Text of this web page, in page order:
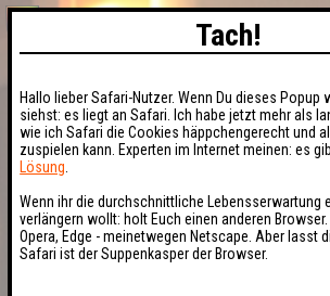
Tach!
Hallo lieber Safari-Nutzer. Wenn Du dieses Popup
siehst: es liegt an Safari. Ich habe jetzt mehr als
wie ich Safari die Cookies häppchengerecht und
zuspielen kann. Experten im Internet meinen: es
Lösung
Wenn ihr die durchschnittliche Lebensserwartung
verlängern wollt: holt Euch einen anderen
Opera, Edge - meinetwegen Netscape. Aber lasst
Safari ist der Suppenkasper der Browser.